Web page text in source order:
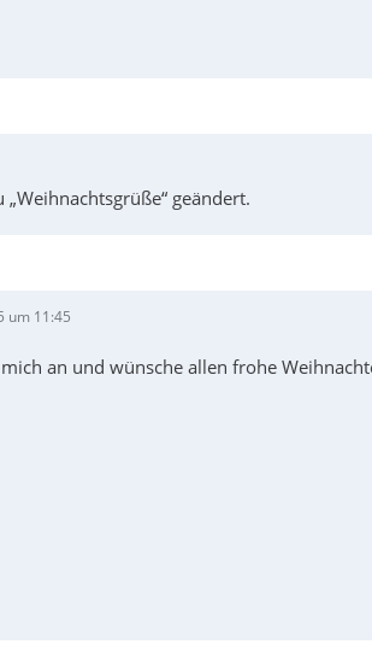
geändert.
um 11:45
an und wünsche allen frohe